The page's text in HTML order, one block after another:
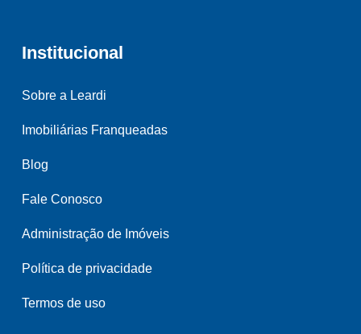
Institucional
Sobre a Leardi
Imobiliárias Franqueadas
Blog
Fale Conosco
Administração de Imóveis
Política de privacidade
Termos de uso